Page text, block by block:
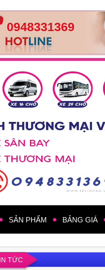
0948331369
SẢN PHẨM BẢNG GIÁ
TỨC